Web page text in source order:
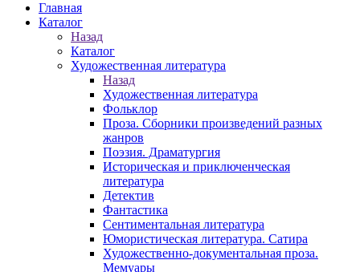
Главная
Каталог
Назад
Каталог
Художественная литература
Назад
Художественная литература
Фольклор
Проза. Сборники произведений разных
жанров
Поэзия. Драматургия
Историческая и приключенческая
литература
Детектив
Фантастика
Сентиментальная литература
Юмористическая литература. Сатира
Художественно-документальная проза.
Мемуары